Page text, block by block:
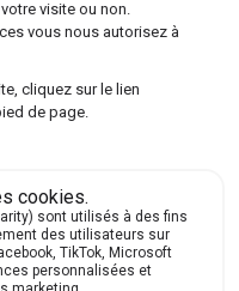
for the exam.
the evening.
un participe
mat is cute.
us is my uncle.
the table are mine.
créer des adjectifs :